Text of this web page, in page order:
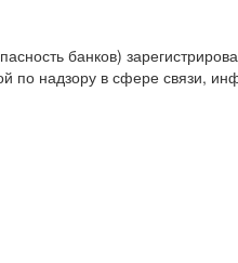
банков)
по надзору в сфере связи,